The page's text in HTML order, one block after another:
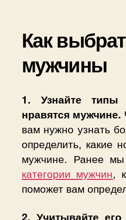
Как
мужчины
1. Узнайте типы
нравятся мужчине.
вам нужно узнать
определить, какие
мужчине. Ранее
категории мужчин,
поможет вам
2. Учитывайте